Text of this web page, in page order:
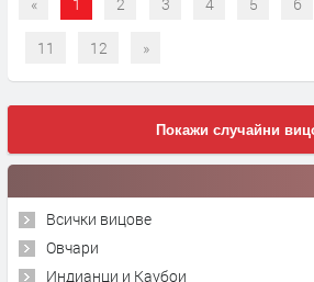
11 12 »
Покажи случайни
Всички вицове
Овчари
Индианци и Каубои